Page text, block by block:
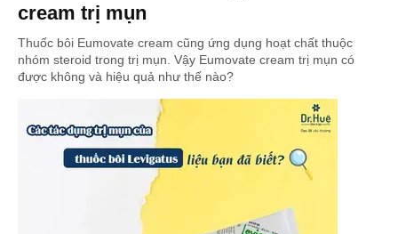
cream trị mụn
Thuốc bôi Eumovate cream cũng ứng dụng hoạt chất thuộc
nhóm steroid trong trị mụn. Vậy Eumovate cream trị mụn có
được không và hiệu quả như thế nào?